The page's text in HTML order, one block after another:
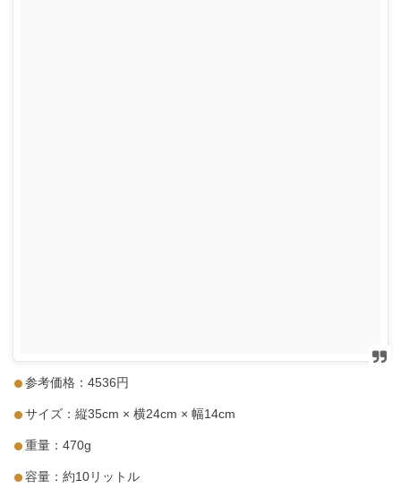
参考価格：4536円
サイズ：縦35cm × 横24cm × 幅14cm
重量：470g
容量：約10リットル